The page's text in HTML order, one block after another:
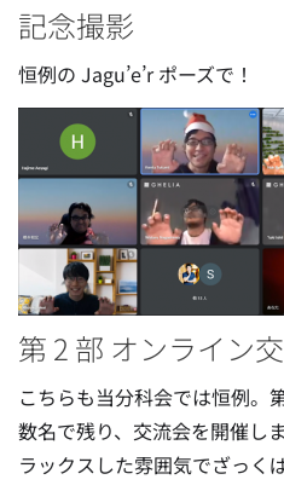
記念撮影
恒例の Jagu’e’r ポーズで！
第 2 部 オンライン
こちらも当分科会では恒例。
数名で残り、交流会を開催し
ラックスした雰囲気でざっく